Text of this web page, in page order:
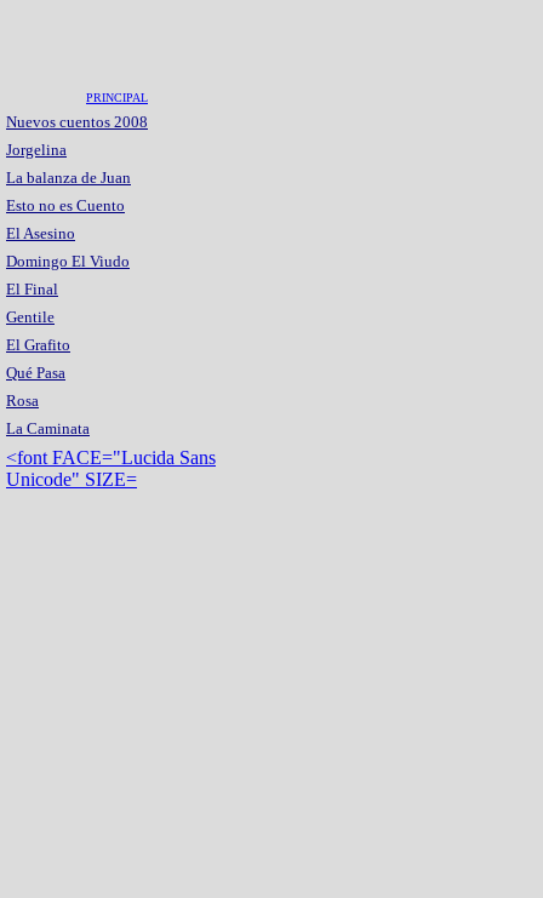
PRINCIPAL
Nuevos cuentos 2008
Jorgelina
La balanza de Juan
Esto no es Cuento
El Asesino
Domingo El Viudo
El Final
Gentile
El Grafito
Qué Pasa
Rosa
La Caminata
<font FACE="Lucida Sans
Unicode" SIZE=